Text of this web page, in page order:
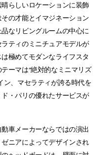
らしいロケーションに装飾
の才能とイマジネーション
なリビングルームの中心に
ティのミニチュアモデルが
極めてモダンなライフスタ
ーマは“絶対的なミニマリズ
ン、マセラティが誇る時代を
・パリの優れたサービスが
車メーカーならではの演出
ニアによってデザインされ